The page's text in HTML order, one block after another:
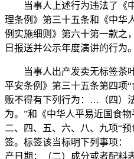
当事人上述行为违法了《
理条例》第三十五条和《中华
例实施细则》第六十第一款之
日报送并公示年度演讲的行为。
当事人出产发卖无标签茶
平安条例》第三十五条第四项
贩不得有下列行为：…（四）
为。”和《中华人平易近国食物
二、四、五、六、八、九项“
签。标签该当标明下列事项：
产日期；（二）成分或者配料